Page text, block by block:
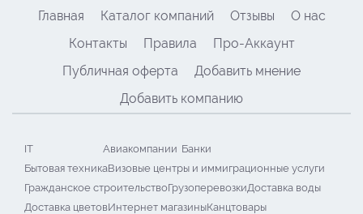
Главная Каталог компаний Отзывы
О нас
Контакты
Правила
Про-Аккаунт
Публичная оферта
Добавить мнение
Добавить компанию
IT Авиакомпании Банки
Бытовая техникаВизовые центры и иммиграционные услуги
Гражданское строительствоГрузоперевозкиДоставка воды
Доставка цветовИнтернет магазиныКанцтовары